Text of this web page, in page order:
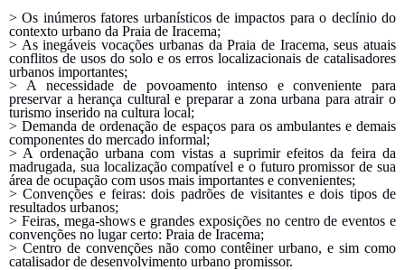
> Os inúmeros fatores urbanísticos de impactos para o declínio do
contexto urbano da Praia de Iracema;
> As inegáveis vocações urbanas da Praia de Iracema, seus atuais
conflitos de usos do solo e os erros localizacionais de catalisadores
urbanos importantes;
> A necessidade de povoamento intenso e conveniente para
preservar a herança cultural e preparar a zona urbana para atrair o
turismo inserido na cultura local;
> Demanda de ordenação de espaços para os ambulantes e demais
componentes do mercado informal;
> A ordenação urbana com vistas a suprimir efeitos da feira da
madrugada, sua localização compatível e o futuro promissor de sua
área de ocupação com usos mais importantes e convenientes;
> Convenções e feiras: dois padrões de visitantes e dois tipos de
resultados urbanos;
> Feiras, mega-shows e grandes exposições no centro de eventos e
convenções no lugar certo: Praia de Iracema;
> Centro de convenções não como contêiner urbano, e sim como
catalisador de desenvolvimento urbano promissor.